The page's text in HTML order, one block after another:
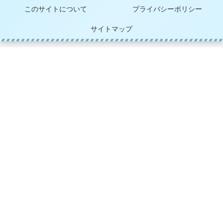
このサイトについて プライバシーポリシー
サイトマップ